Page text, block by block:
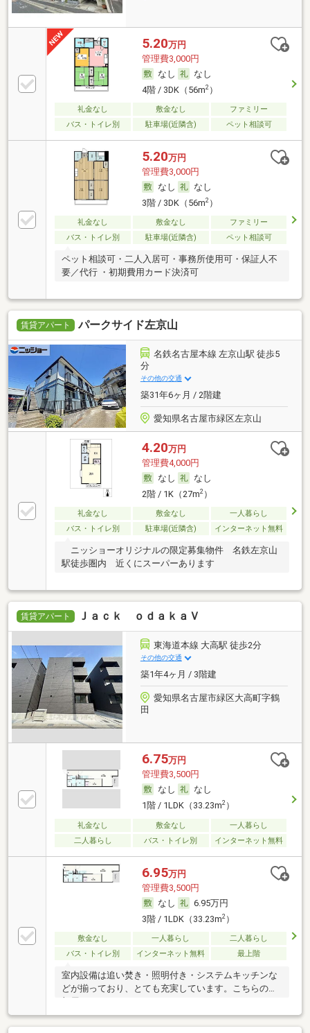
5.20万円
管理費3,000円
なし
なし
4階 / 3DK（56m2）
礼金なし 敷金なし
ファミリー
バス・トイレ別
駐車場(近隣含) ペット相談可
5.20万円
管理費3,000円
なし
なし
3階 / 3DK（56m2）
礼金なし 敷金なし
ファミリー
バス・トイレ別
駐車場(近隣含) ペット相談可
ペット相談可・二人入居可・事務所使用可・保証人不
要／代行 ・初期費用カード決済可
賃貸アパート パークサイド左京山
名鉄名古屋本線 左京山駅 徒歩5
分
その他の交通
築31年6ヶ月 / 2階建
愛知県名古屋市緑区左京山
4.20万円
管理費4,000円
なし
なし
2階 / 1K（27m2）
礼金なし 敷金なし
一人暮らし
バス・トイレ別
駐車場(近隣含) インターネット無料
ニッショーオリジナルの限定募集物件 名鉄左京山
駅徒歩圏内 近くにスーパーあります
賃貸アパート Ｊａｃｋ ｏｄａｋａＶ
東海道本線 大高駅 徒歩2分
その他の交通
築1年4ヶ月 / 3階建
愛知県名古屋市緑区大高町字鶴
田
6.75万円
管理費3,500円
なし
なし
1階 / 1LDK（33.23m2）
礼金なし 敷金なし
一人暮らし
二人暮らし
バス・トイレ別 インターネット無料
6.95万円
管理費3,500円
なし
6.95万円
3階 / 1LDK（33.23m2）
敷金なし 一人暮らし
二人暮らし
バス・トイレ別
インターネット無料 最上階
室内設備は追い焚き・照明付き・システムキッチンな
どが揃っており、とても充実しています。こちらのお